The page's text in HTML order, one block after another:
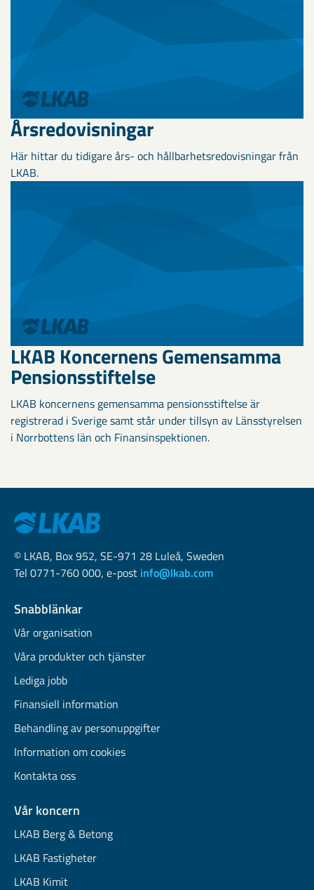
Årsredovisningar
Här hittar du tidigare års- och hållbarhetsredovisningar från
LKAB.
LKAB Koncernens Gemensamma
Pensionsstiftelse
LKAB koncernens gemensamma pensionsstiftelse är
registrerad i Sverige samt står under tillsyn av Länsstyrelsen
i Norrbottens län och Finansinspektionen.
© LKAB, Box 952, SE-971 28 Luleå, Sweden
Tel 0771-760 000, e-post info@lkab.com
Snabblänkar
Vår organisation
Våra produkter och tjänster
Lediga jobb
Finansiell information
Behandling av personuppgifter
Information om cookies
Kontakta oss
Vår koncern
LKAB Berg & Betong
LKAB Fastigheter
LKAB Kimit